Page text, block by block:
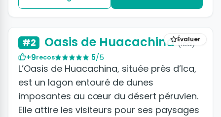
Évaluer
#2 Oasis de Huacachina(Ica)
+9recos 5/5
L’Oasis de Huacachina, située près d’Ica,
est un lagon entouré de dunes
imposantes au cœur du désert péruvien.
Elle attire les visiteurs pour ses paysages